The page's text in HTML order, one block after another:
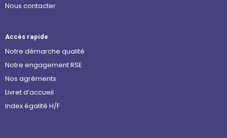
Nous contacter
Accès rapide
Notre démarche qualité
Notre engagement RSE
Nos agréments
Livret d’accueil
Index égalité H/F